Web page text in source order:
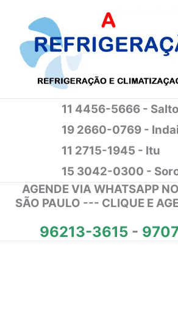
conteúdo
11 4456-5666 - Salto
19 2660-0769 -
11 2715-1945 - Itu
15 3042-0300 -
AGENDE VIA WHATSAPP
SÃO PAULO --- CLIQUE E
96213-3615 -